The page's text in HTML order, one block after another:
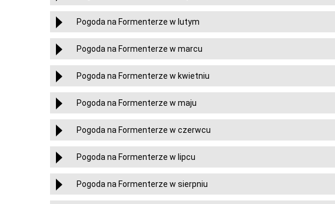
Pogoda na Formenterze w lutym
Pogoda na Formenterze w marcu
Pogoda na Formenterze w kwietniu
Pogoda na Formenterze w maju
Pogoda na Formenterze w czerwcu
Pogoda na Formenterze w lipcu
Pogoda na Formenterze w sierpniu